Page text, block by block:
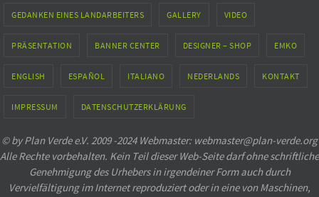
GEDANKEN EINES LANDARBEITERS GALLERY VIDEO
PRÄSENTATION BANNER CENTER DESIGNER – SHOP EMKO
ENGLISH ESPAÑOL ITALIANO NEDERLANDS KONTAKT
IMPRESSUM DATENSCHUTZERKLÄRUNG
© by Plan Verde e.V. 2009 -2024 Webmaster: webmaster@plan-verde.org
Alle Rechte vorbehalten. Kein Teil dieser Web-Seite darf ohne schriftliche
Genehmigung des Urhebers in irgendeiner Form auch durch
Vervielfältigung im Internet reproduziert oder in eine von Maschinen,